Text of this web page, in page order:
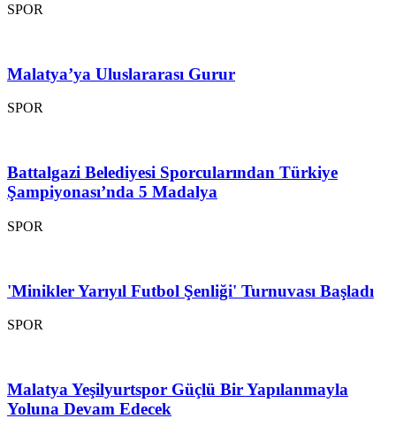
SPOR
Malatya’ya Uluslararası Gurur
SPOR
Battalgazi Belediyesi Sporcularından Türkiye
Şampiyonası’nda 5 Madalya
SPOR
'Minikler Yarıyıl Futbol Şenliği' Turnuvası Başladı
SPOR
Malatya Yeşilyurtspor Güçlü Bir Yapılanmayla
Yoluna Devam Edecek